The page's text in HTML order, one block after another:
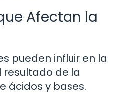
Afectan la
pueden influir en la
resultado de la
ácidos y bases.